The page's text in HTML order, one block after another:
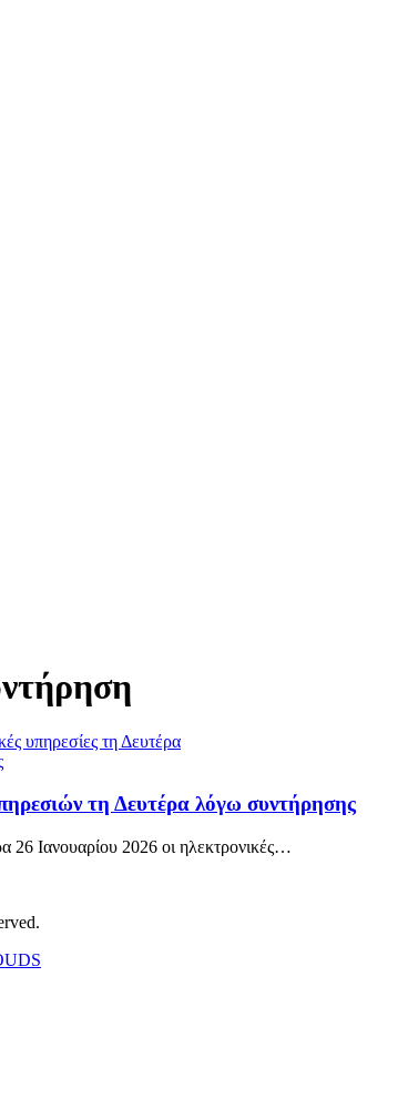
τη Δευτέρα λόγω συντήρησης
26 Ιανουαρίου 2026 οι ηλεκτρονικές…